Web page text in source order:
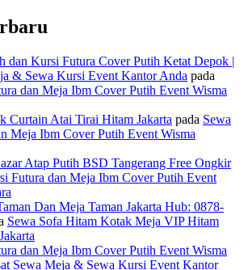
dan Kursi Futura Cover Putih Ketat Depok |
& Sewa Kursi Event Kantor Anda pada
dan Meja Ibm Cover Putih Event Wisma
Curtain Atai Tirai Hitam Jakarta pada Sewa
Meja Ibm Cover Putih Event Wisma
Atap Putih BSD Tangerang Free Ongkir
Futura dan Meja Ibm Cover Putih Event
Dan Meja Taman Jakarta Hub: 0878-
Sewa Sofa Hitam Kotak Meja VIP Hitam
dan Meja Ibm Cover Putih Event Wisma
Sewa Meja & Sewa Kursi Event Kantor